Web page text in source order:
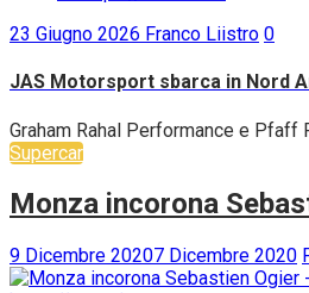
23 Giugno 2026 Franco Liistro 0
JAS Motorsport sbarca in Nord
Graham Rahal Performance e Pfaff
Supercar
Monza incorona
9 Dicembre 20207 Dicembre 2020